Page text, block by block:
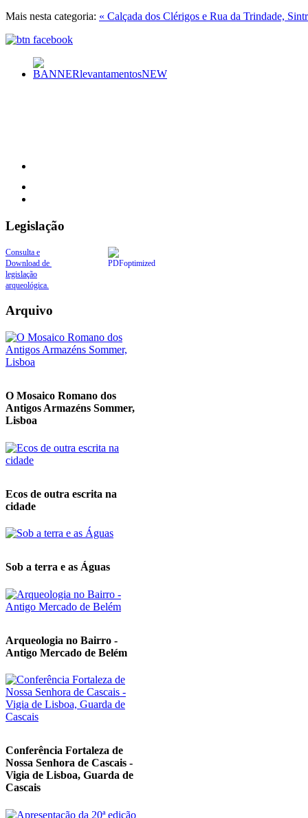
Mais nesta categoria: « Calçada dos Clérigos e Rua da Trindade,
Legislação
Consulta e
Download de
legislação
arqueológica.
Arquivo
O Mosaico Romano dos
Antigos Armazéns Sommer,
Lisboa
Ecos de outra escrita na
cidade
Sob a terra e as Águas
Arqueologia no Bairro -
Antigo Mercado de Belém
Conferência Fortaleza de
Nossa Senhora de Cascais -
Vigia de Lisboa, Guarda de
Cascais